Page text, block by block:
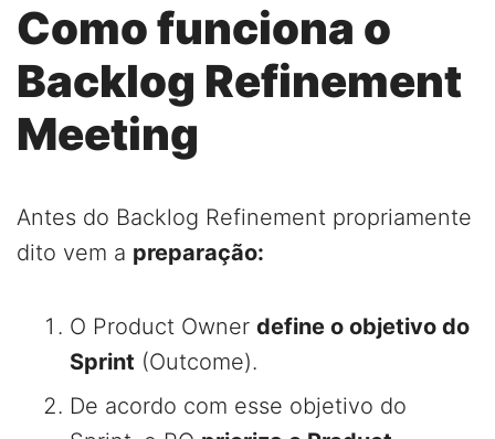
Como funciona o
Backlog Refinement
Meeting
Antes do Backlog Refinement propriamente
dito vem a preparação:
O Product Owner define o objetivo do
Sprint (Outcome).
De acordo com esse objetivo do